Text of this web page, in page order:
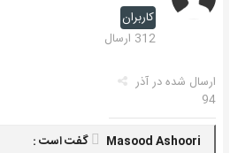
کاربران
312 ارسال
ارسال شده درآذر
94
Masood Ashoori گفت است :